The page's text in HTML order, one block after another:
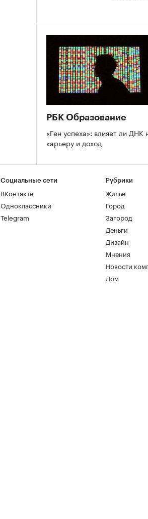
РБК Образование
«Ген успеха»: влияет ли ДНК
карьеру и доход
Социальные сети
ВКонтакте
Одноклассники
Telegram
Рубрики
Жилье
Город
Загород
Деньги
Дизайн
Мнения
Новости
Дом